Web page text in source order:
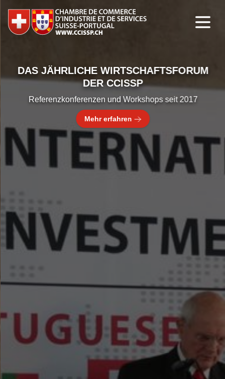
DAS JÄHRLICHE WIRTSCHAFTSFORUM
DER CCISSP
Referenzkonferenzen und Workshops seit 2017
Mehr erfahren